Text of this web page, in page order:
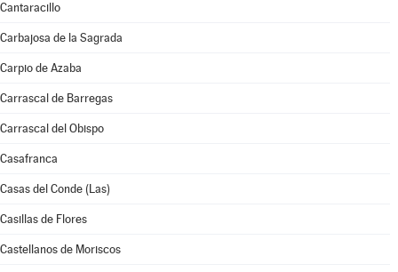
Cantaracillo
Carbajosa de la Sagrada
Carpio de Azaba
Carrascal de Barregas
Carrascal del Obispo
Casafranca
Casas del Conde (Las)
Casillas de Flores
Castellanos de Moriscos